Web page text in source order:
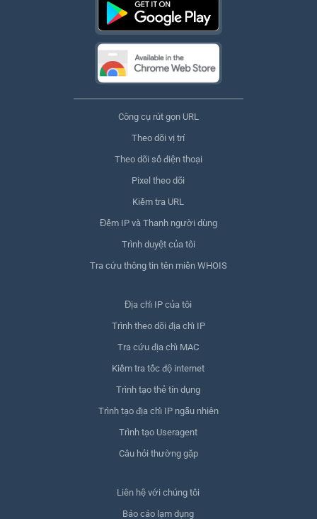
Công cụ rút gọn URL
Theo dõi vị trí
Theo dõi số điện thoại
Pixel theo dõi
Kiểm tra URL
Đếm IP và Thanh người dùng
Trình duyệt của tôi
Tra cứu thông tin tên miền WHOIS
Địa chỉ IP của tôi
Trình theo dõi địa chỉ IP
Tra cứu địa chỉ MAC
Kiểm tra tốc độ internet
Trình tạo thẻ tín dụng
Trình tạo địa chỉ IP ngẫu nhiên
Trình tạo Useragent
Câu hỏi thường gặp
Liên hệ với chúng tôi
Báo cáo lạm dụng